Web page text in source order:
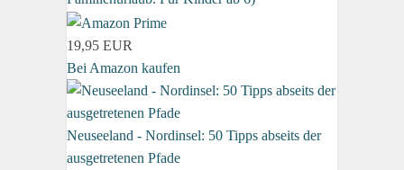
19,95 EUR
Bei Amazon kaufen
Neuseeland - Nordinsel: 50 Tipps abseits der
ausgetretenen Pfade